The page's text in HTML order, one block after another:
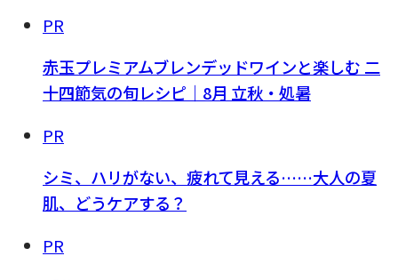
PR
赤玉プレミアムブレンデッドワインと楽しむ 二
十四節気の旬レシピ｜8月 立秋・処暑
PR
シミ、ハリがない、疲れて見える……大人の夏
肌、どうケアする？
PR